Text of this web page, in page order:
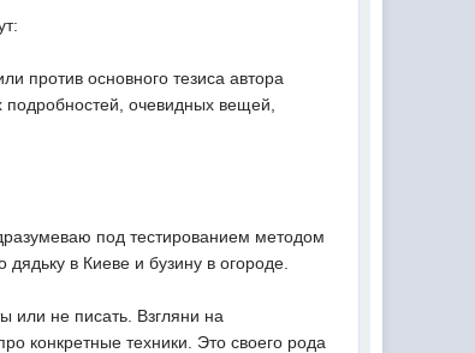
против основного тезиса автора
подробностей, очевидных вещей,
под тестированием методом
в Киеве и бузину в огороде.
или не писать. Взгляни на
конкретные техники. Это своего рода